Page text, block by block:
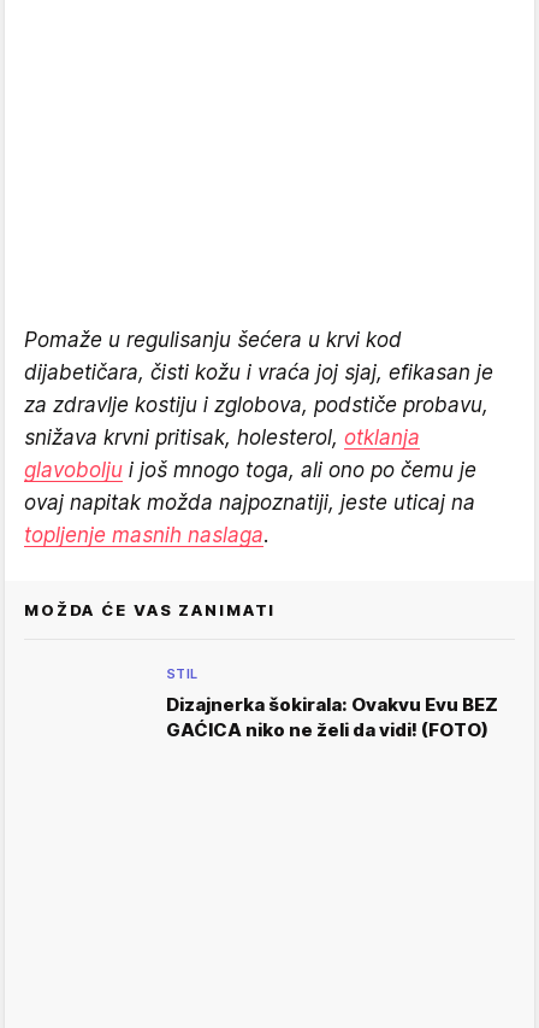
Pomaže u regulisanju šećera u krvi kod
dijabetičara, čisti kožu i vraća joj sjaj, efikasan je
za zdravlje kostiju i zglobova, podstiče probavu,
snižava krvni pritisak, holesterol, otklanja
glavobolju i još mnogo toga, ali ono po čemu je
ovaj napitak možda najpoznatiji, jeste uticaj na
topljenje masnih naslaga.
MOŽDA ĆE VAS ZANIMATI
STIL
Dizajnerka šokirala: Ovakvu Evu BEZ
GAĆICA niko ne želi da vidi! (FOTO)